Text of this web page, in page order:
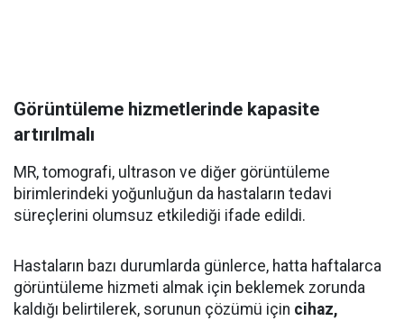
Görüntüleme hizmetlerinde kapasite
artırılmalı
MR, tomografi, ultrason ve diğer görüntüleme
birimlerindeki yoğunluğun da hastaların tedavi
süreçlerini olumsuz etkilediği ifade edildi.
Hastaların bazı durumlarda günlerce, hatta haftalarca
görüntüleme hizmeti almak için beklemek zorunda
kaldığı belirtilerek, sorunun çözümü için cihaz,